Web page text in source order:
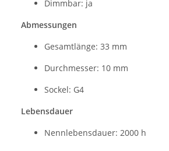
Dimmbar: ja
Abmessungen
Gesamtlänge: 33 mm
Durchmesser: 10 mm
Sockel: G4
Lebensdauer
Nennlebensdauer: 2000 h